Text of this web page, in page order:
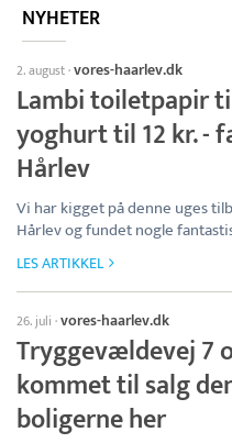
NYHETER
2. august·vores-haarlev.dk
Lambi toiletpapir
yoghurt til 12 kr. -
Hårlev
Vi har kigget på denne uges
Hårlev og fundet nogle
LES ARTIKKEL
26. juli ·vores-haarlev.dk
Tryggevældevej 7
kommet til salg
boligerne her